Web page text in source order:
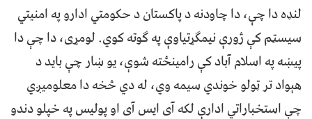
لنډه دا چې، دا چاودنه د پاکستان د حکومتي ادارو په امنیتي
سیسټم کې ژورې نیمګړتیاوې په ګوته کوي. لومړی، دا چې دا
پیښه په اسلام آباد کې رامینځته شوې، یو ښار چې باید د
هېواد تر ټولو خوندي سیمه وي، له دي څخه دا معلوميږي
چې استخباراتي ادارې لکه آی ایس آی او پولیس په خپلو دندو